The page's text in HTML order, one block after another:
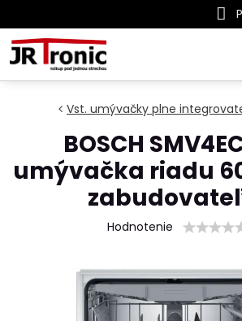
Vst. umývačky plne
BOSCH
umývačka riadu
Hodnotenie